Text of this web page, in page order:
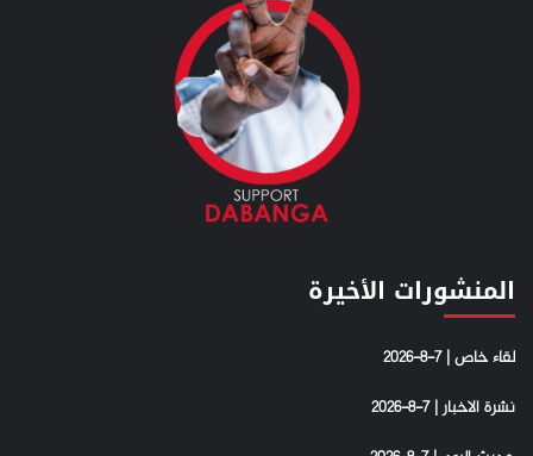
المنشورات الأخيرة
لقاء خاص | 7-8-2026
نشرة الاخبار | 7-8-2026